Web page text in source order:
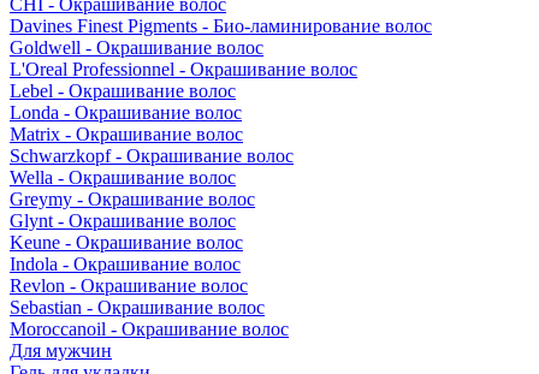
CHI - Окрашивание волос
Davines Finest Pigments - Био-ламинирование волос
Goldwell - Окрашивание волос
L'Oreal Professionnel - Окрашивание волос
Lebel - Окрашивание волос
Londa - Окрашивание волос
Matrix - Окрашивание волос
Schwarzkopf - Окрашивание волос
Wella - Окрашивание волос
Greymy - Окрашивание волос
Glynt - Окрашивание волос
Keune - Окрашивание волос
Indola - Окрашивание волос
Revlon - Окрашивание волос
Sebastian - Окрашивание волос
Moroccanoil - Окрашивание волос
Для мужчин